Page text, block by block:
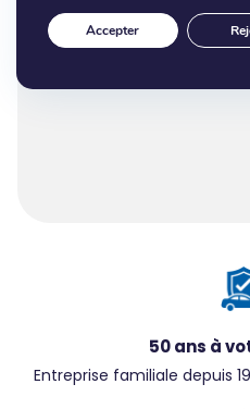
50 ans à
Entreprise familiale depuis
Accepter